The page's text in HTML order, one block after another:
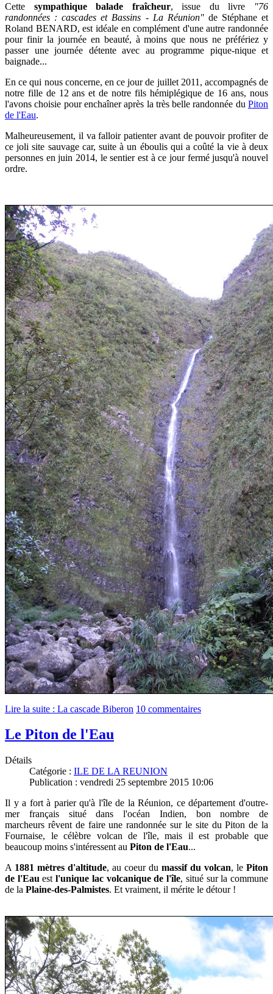
Cette sympathique balade fraîcheur, issue du livre
"76
randonnées : cascades et Bassins - La Réunion"de Stéphane et
Roland BENARD, est idéale en complément d'une autre randonnée
pour finir la journée en beauté, à moins que nous ne préfériez y
passer une journée détente avec au programme pique-nique et
baignade...
En ce qui nous concerne, en ce jour de juillet 2011, accompagnés de
notre fille de 12 ans et de notre fils hémiplégique de 16 ans, nous
l'avons choisie pour enchaîner après la très belle randonnée du Piton
de l'Eau.
Malheureusement, il va falloir patienter avant de pouvoir profiter de
ce joli site sauvage car, suite à un éboulis qui a coûté la vie à deux
personnes en juin 2014, le sentier est à ce jour fermé jusqu'à nouvel
ordre.
Lire la suite : La cascade Biberon 10 commentaires
Le Piton de l'Eau
Détails
Catégorie : ILE DE LA REUNION
Publication : vendredi 25 septembre 2015 10:06
Il y a fort à parier qu'à l'île de la Réunion, ce département d'outre-
mer français situé dans l'océan Indien, bon nombre de
marcheurs rêvent de faire une randonnée sur le site duPiton de la
Fournaise, le célèbre volcan de l'île, mais il est probable que
beaucoup moins s'intéressent au Piton de l'Eau...
A 1881 mètres d'altitude, au coeur du massif du volcan, le Piton
de l'Eau estl'unique lac volcanique del'île, situé sur la commune
de la Plaine-des-Palmistes. Et vraiment, il mérite le détour !